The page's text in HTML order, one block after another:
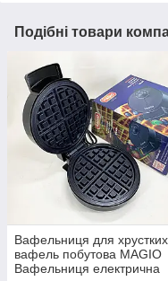
Подібні товари
Вафельниця для хрустких
вафель побутова MAGIO
Вафельниця електрична